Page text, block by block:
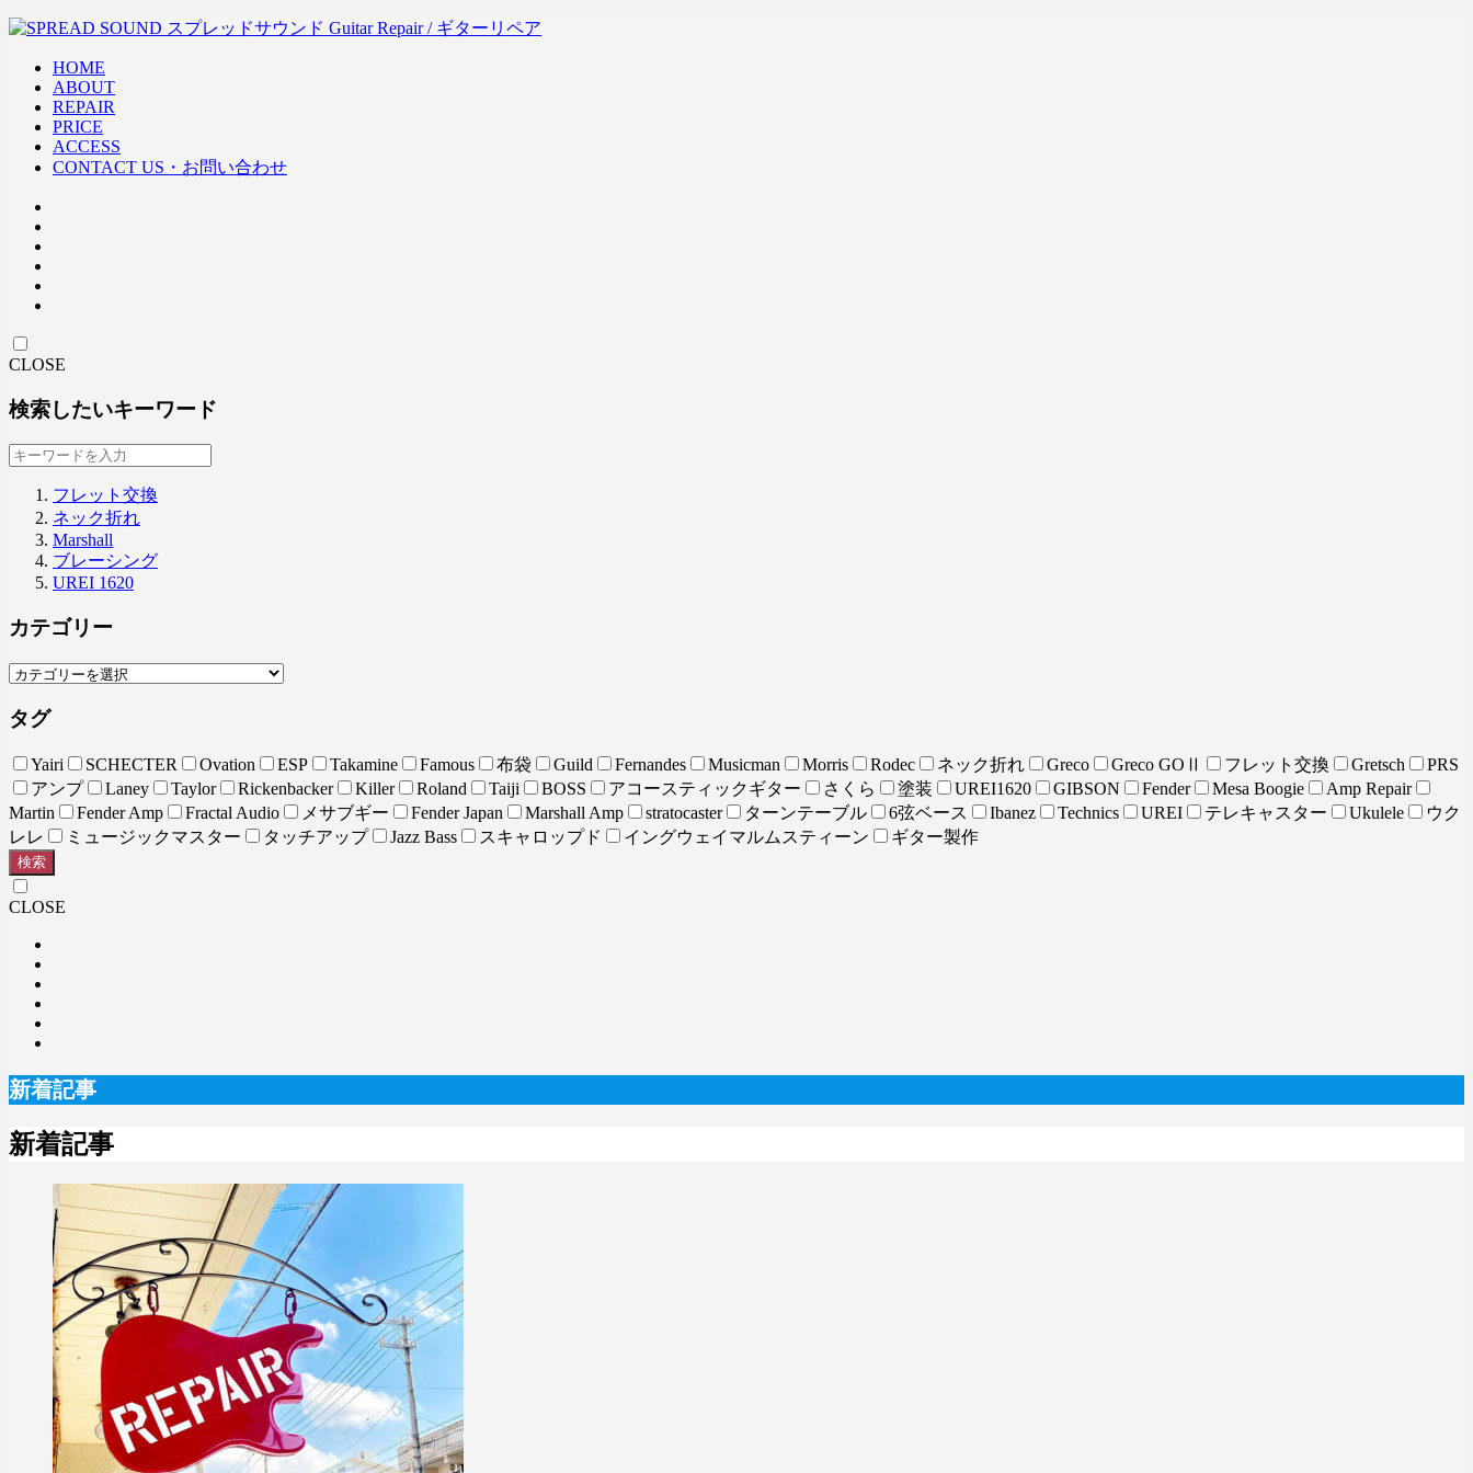
HOME
ABOUT
REPAIR
PRICE
ACCESS
CONTACT US・お問い合わせ
CLOSE
検索したいキーワード
フレット交換
ネック折れ
Marshall
ブレーシング
UREI 1620
カテゴリー
タグ
Yairi SCHECTER Ovation ESP Takamine Famous 布袋 Guild Fernandes Musicman Morris Rodec ネック折れ Greco Greco GOⅡ フレット交換 Gretsch
PRS
アンプ
Laney Taylor Rickenbacker Killer Roland Taiji BOSS アコースティックギター さくら 塗装 UREI1620 GIBSON Fender Mesa Boogie
Amp Repair
Martin
Fender Amp Fractal Audio メサブギー Fender Japan Marshall Amp stratocaster ターンテーブル 6弦ベース Ibanez Technics UREI テレキャスター Ukulele
ウク
レレ
ミュージックマスター タッチアップ Jazz Bass スキャロップド イングウェイマルムスティーン ギター製作
検索
CLOSE
新着記事
新着記事